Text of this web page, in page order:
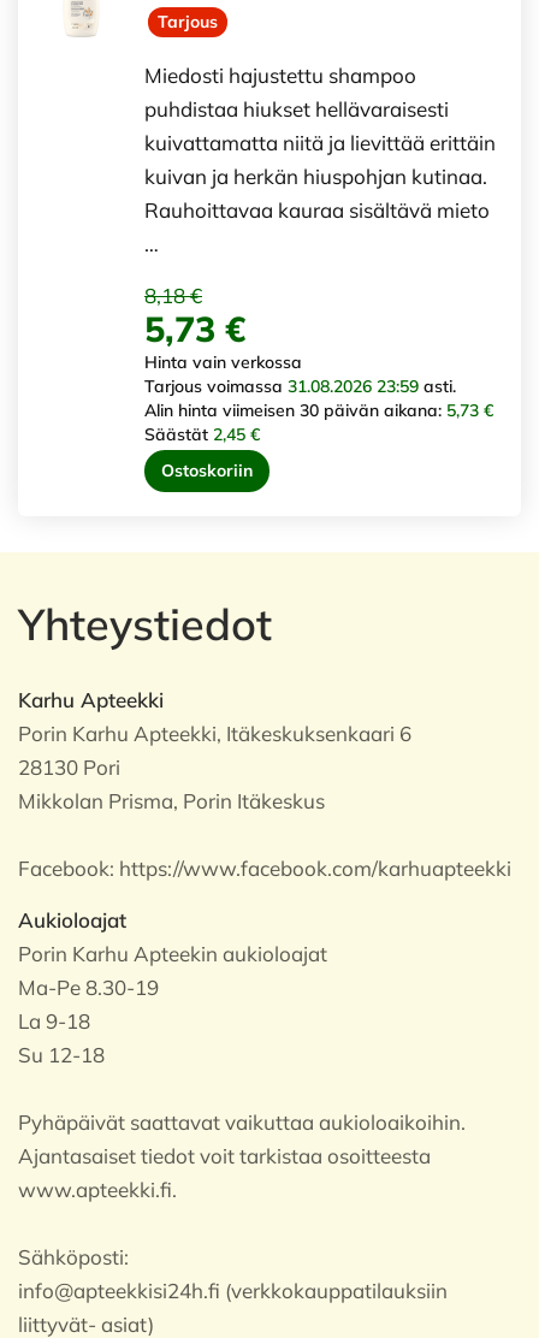
Tarjous
Miedosti hajustettu shampoo
puhdistaa hiukset hellävaraisesti
kuivattamatta niitä ja lievittää erittäin
kuivan ja herkän hiuspohjan kutinaa.
Rauhoittavaa kauraa sisältävä mieto
…
8,18 €
5,73 €
Hinta vain verkossa
Tarjous voimassa 31.08.2026 23:59 asti.
Alin hinta viimeisen 30 päivän aikana: 5,73 €
Säästät 2,45 €
Ostoskoriin
Yhteystiedot
Karhu Apteekki
Porin Karhu Apteekki, Itäkeskuksenkaari 6
28130 Pori
Mikkolan Prisma, Porin Itäkeskus
Facebook: https://www.facebook.com/karhuapteekki
Aukioloajat
Porin Karhu Apteekin aukioloajat
Ma-Pe 8.30-19
La 9-18
Su 12-18
Pyhäpäivät saattavat vaikuttaa aukioloaikoihin.
Ajantasaiset tiedot voit tarkistaa osoitteesta
www.apteekki.fi.
Sähköposti:
info@apteekkisi24h.fi (verkkokauppatilauksiin
liittyvät- asiat)